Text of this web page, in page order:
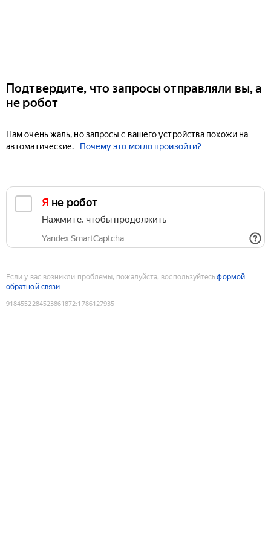
Подтвердите, что запросы отправляли вы, а
не робот
Нам очень жаль, но запросы с вашего устройства похожи на
автоматические.
Почему это могло произойти?
Я не робот
Нажмите, чтобы продолжить
Yandex SmartCaptcha
Если у вас возникли проблемы, пожалуйста, воспользуйтесьформой
обратной связи
9184552284523861872:1786127935